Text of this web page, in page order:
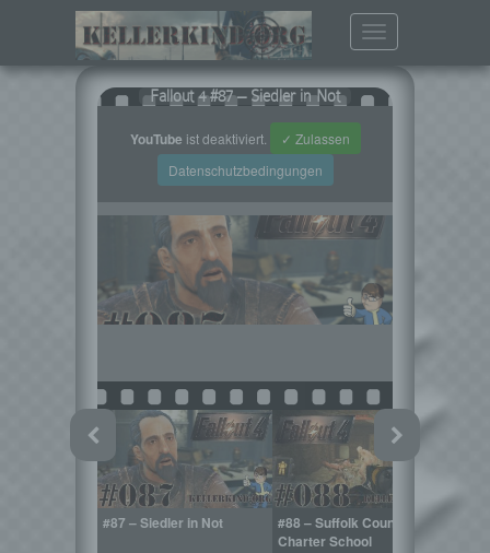
Toggle
navigation
Fallout 4 #87 – Siedler in Not
YouTube ist deaktiviert.
✓ Zulassen
Datenschutzbedingungen
#87 – Siedler in Not
#88 – Suffolk County
Charter School